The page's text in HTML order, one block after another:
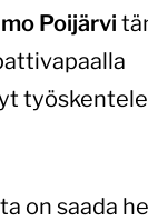
Poijärvi
on saada